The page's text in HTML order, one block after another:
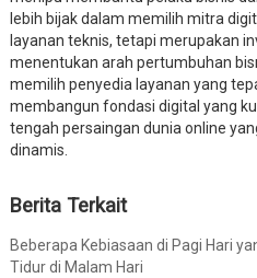
lebih bijak dalam memilih mitra
layanan teknis, tetapi merupakan
menentukan arah pertumbuhan
memilih penyedia layanan yang
membangun fondasi digital yang
tengah persaingan dunia online
dinamis.
Berita Terkait
Beberapa Kebiasaan di Pagi Hari
Tidur di Malam Hari